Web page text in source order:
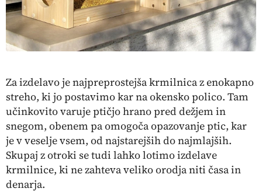
Za izdelavo je najpreprostejša krmilnica z enokapno
streho, ki jo postavimo kar na okensko polico. Tam
učinkovito varuje ptičjo hrano pred dežjem in
snegom, obenem pa omogoča opazovanje ptic, kar
je v veselje vsem, od najstarejših do najmlajših.
Skupaj z otroki se tudi lahko lotimo izdelave
krmilnice, ki ne zahteva veliko orodja niti časa in
denarja.